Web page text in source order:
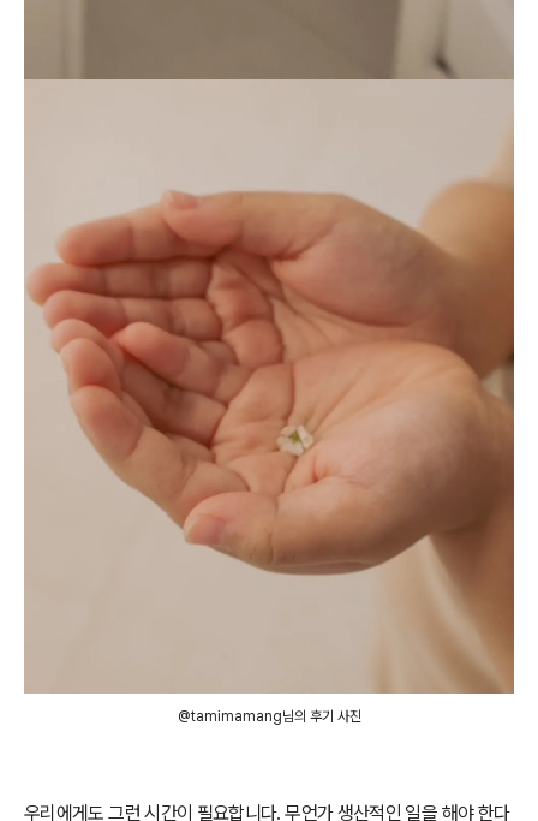
@tamimamang님의 후기 사진
우리에게도 그런 시간이 필요합니다. 무언가 생산적인 일을 해야 한다